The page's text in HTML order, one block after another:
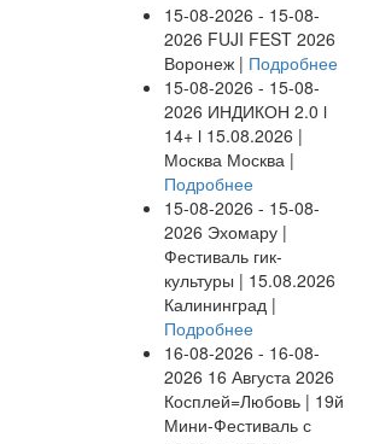
15-08-2026 - 15-08-
2026 FUJI FEST 2026
Воронеж | Подробнее
15-08-2026 - 15-08-
2026 ИНДИКОН 2.0 ӏ
14+ ӏ 15.08.2026 |
Москва Москва |
Подробнее
15-08-2026 - 15-08-
2026 Эхомару |
Фестиваль гик-
культуры | 15.08.2026
Калининград |
Подробнее
16-08-2026 - 16-08-
2026 16 Августа 2026
Косплей=Любовь | 19й
Мини-Фестиваль с